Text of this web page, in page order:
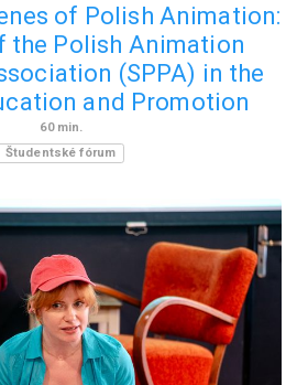
of Polish Animation:
the Polish Animation
(SPPA) in the
and Promotion
60 min.
Študentské fórum